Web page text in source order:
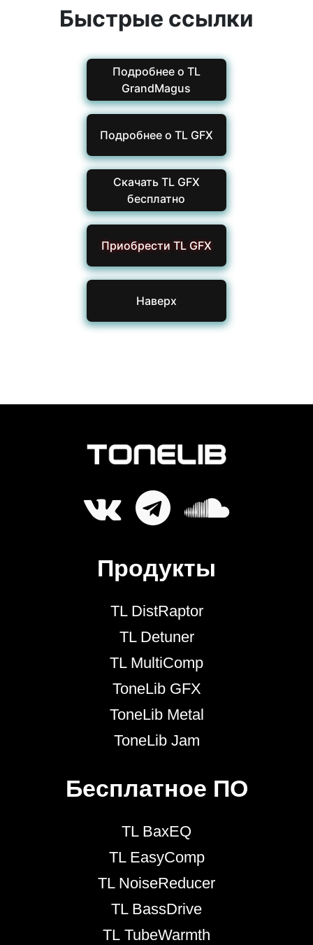
Быстрые ссылки
Подробнее о TL
GrandMagus
Подробнее о TL GFX
Скачать TL GFX
бесплатно
Приобрести TL GFX
Наверх
Продукты
TL DistRaptor
TL Detuner
TL MultiComp
ToneLib GFX
ToneLib Metal
ToneLib Jam
Бесплатное ПО
TL BaxEQ
TL EasyComp
TL NoiseReducer
TL BassDrive
TL TubeWarmth